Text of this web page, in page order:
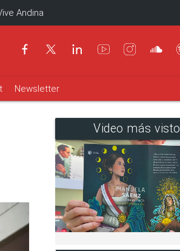
Andina
Newsletter
Video más visto